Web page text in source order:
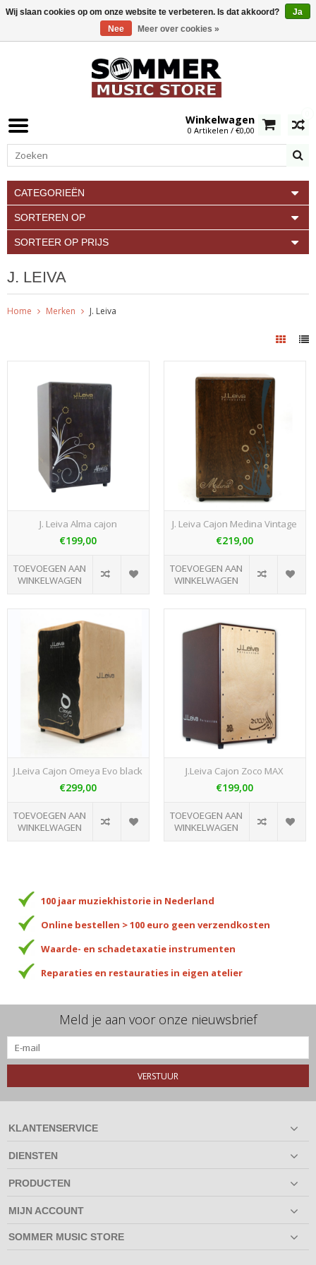
Winkelwagen
0 Artikelen / €0,00
CATEGORIEËN
SORTEREN OP
SORTEER OP PRIJS
J. LEIVA
Home Merken J. Leiva
J. Leiva Alma cajon
€199,00
TOEVOEGEN AAN
WINKELWAGEN
J. Leiva Cajon Medina Vintage
€219,00
TOEVOEGEN AAN
WINKELWAGEN
J.Leiva Cajon Omeya Evo black
€299,00
TOEVOEGEN AAN
WINKELWAGEN
J.Leiva Cajon Zoco MAX
€199,00
TOEVOEGEN AAN
WINKELWAGEN
100 jaar muziekhistorie in Nederland
Online bestellen > 100 euro geen verzendkosten
Waarde- en schadetaxatie instrumenten
Reparaties en restauraties in eigen atelier
Meld je aan voor onze nieuwsbrief
VERSTUUR
KLANTENSERVICE
DIENSTEN
PRODUCTEN
MIJN ACCOUNT
SOMMER MUSIC STORE
Wij slaan cookies op om onze website te verbeteren. Is dat akkoord?
Ja
Nee
Meer over cookies »